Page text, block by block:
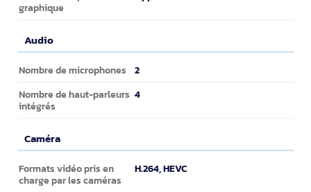
graphique
Audio
Audio
Nombre de microphones 2
Nombre de haut-parleurs
intégrés
4
Caméra
Caméra
Formats vidéo pris en
charge par les caméras
H.264, HEVC